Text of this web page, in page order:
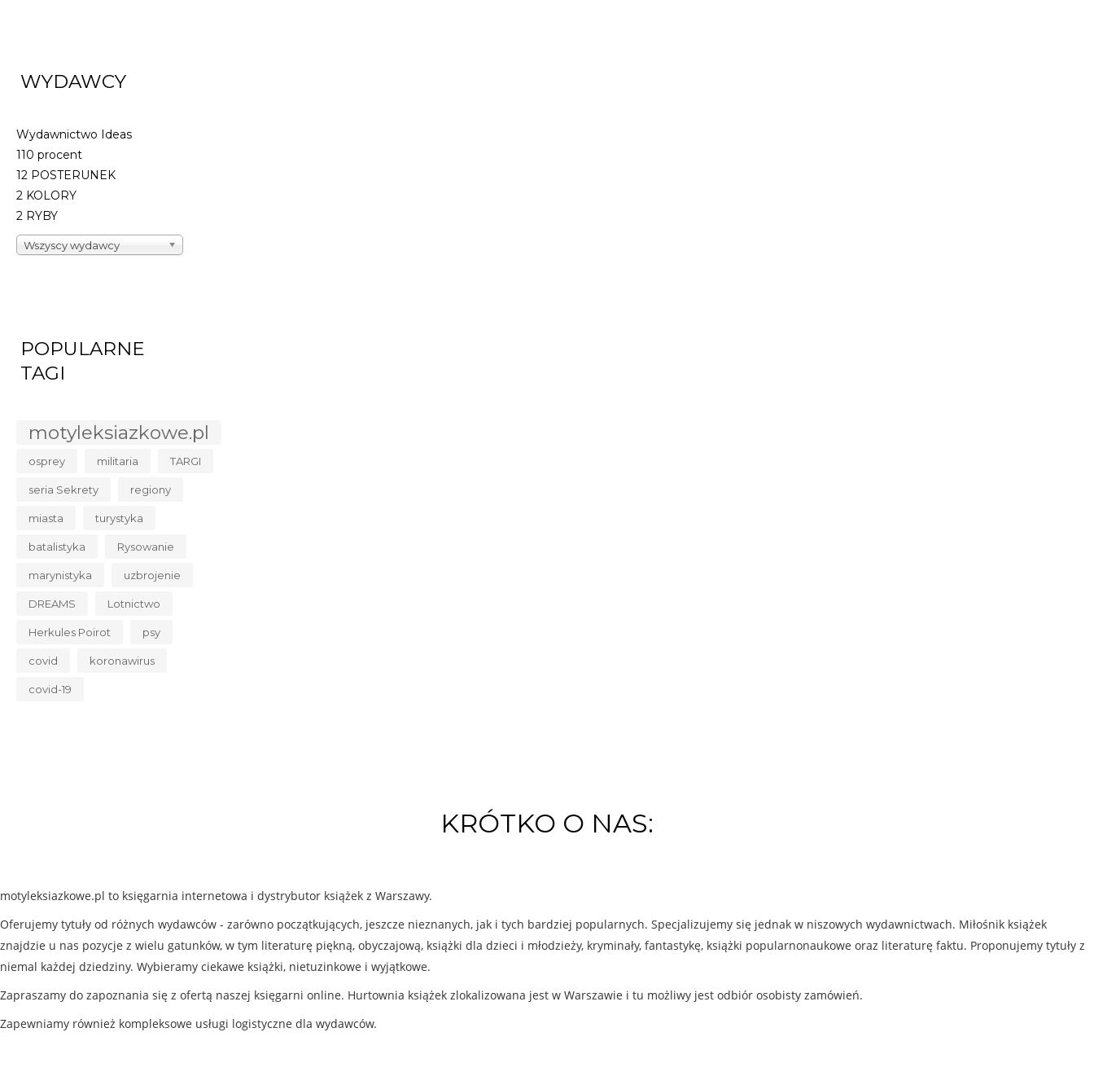
WYDAWCY
Wydawnictwo Ideas
110 procent
12 POSTERUNEK
2 KOLORY
2 RYBY
Wszyscy wydawcy
POPULARNE
TAGI
motyleksiazkowe.pl
osprey militaria TARGI
seria Sekrety regiony
miasta turystyka
batalistyka Rysowanie
marynistyka uzbrojenie
DREAMS Lotnictwo
Herkules Poirot psy
covid koronawirus
covid-19
KRÓTKO O NAS:
motyleksiazkowe.pl to księgarnia internetowa i dystrybutor książek z Warszawy.
Oferujemy tytuły od różnych wydawców - zarówno początkujących, jeszcze nieznanych, jak i tych bardziej popularnych. Specjalizujemy się jednak w niszowych wydawnictwach. Miłośnik książek
znajdzie u nas pozycje z wielu gatunków, w tym literaturę piękną, obyczajową, książki dla dzieci i młodzieży, kryminały, fantastykę, książki popularnonaukowe oraz literaturę faktu. Proponujemy tytuły z
niemal każdej dziedziny. Wybieramy ciekawe książki, nietuzinkowe i wyjątkowe.
Zapraszamy do zapoznania się z ofertą naszej księgarni online. Hurtownia książek zlokalizowana jest w Warszawie i tu możliwy jest odbiór osobisty zamówień.
Zapewniamy również kompleksowe usługi logistyczne dla wydawców.